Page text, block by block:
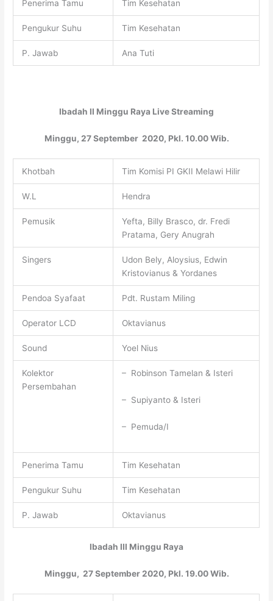
Penerima Tamu Tim Kesehatan
Pengukur Suhu Tim Kesehatan
P. Jawab Ana Tuti
Ibadah II Minggu Raya Live Streaming
Minggu, 27 September 2020, Pkl. 10.00 Wib.
Khotbah Tim Komisi PI GKII Melawi Hilir
W.L Hendra
Pemusik
Yefta, Billy Brasco, dr. Fredi
Pratama, Gery Anugrah
Singers
Udon Bely, Aloysius, Edwin
Kristovianus & Yordanes
Pendoa Syafaat Pdt. Rustam Miling
Operator LCD Oktavianus
Sound Yoel Nius
Kolektor
Persembahan
– Robinson Tamelan & Isteri
– Supiyanto & Isteri
– Pemuda/I
Penerima Tamu Tim Kesehatan
Pengukur Suhu Tim Kesehatan
P. Jawab Oktavianus
Ibadah III Minggu Raya
Minggu, 27 September 2020, Pkl. 19.00 Wib.